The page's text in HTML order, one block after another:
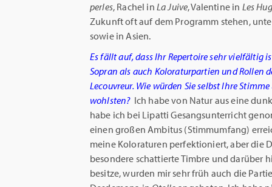
perles, Rachel in La Juive, Valentine in Les
Zukunft oft auf dem Programm stehen,
sowie in Asien.
Es fällt auf, dass Ihr Repertoire sehr vielfältig
Sopran als auch Koloraturpartien und Rollen
Lecouvreur. Wie würden Sie selbst Ihre
wohlsten? Ich habe von Natur aus eine
habe ich bei Lipatti Gesangsunterricht
einen großen Ambitus (Stimmumfang)
meine Koloraturen perfektioniert, aber die
besondere schattierte Timbre und darüber
besitze, wurden mir sehr früh auch die